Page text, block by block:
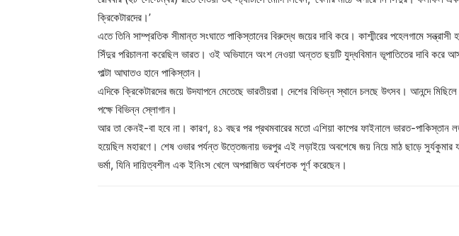
ক্রিকেটারদের।’
এতে তিনি সাম্প্রতিক সীমান্ত সংঘাতে পাকিস্তানের বিরুদ্ধে জয়ের দাবি করে। কাশ্মীরের পহেলগামে সন্ত্রাসী
সিঁদুর পরিচালনা করেছিল ভারত। ওই অভিযানে অংশ নেওয়া অন্তত ছয়টি যুদ্ধবিমান ভূপাতিতের দাবি করে
পাল্টা আঘাতও হানে পাকিস্তান।
এদিকে ক্রিকেটারদের জয়ে উদযাপনে মেতেছে ভারতীয়রা। দেশের বিভিন্ন স্থানে চলছে উৎসব। আনন্দে মিছিলে
পক্ষে বিভিন্ন স্লোগান।
আর তা কেনই-বা হবে না। কারণ, ৪১ বছর পর প্রথমবারের মতো এশিয়া কাপের ফাইনালে ভারত-পাকিস্তান
হয়েছিল মহারণে। শেষ ওভার পর্যন্ত উত্তেজনায় ভরপুর এই লড়াইয়ে অবশেষে জয় নিয়ে মাঠ ছাড়ে সুর্যকুমার
ভর্মা, যিনি দায়িত্বশীল এক ইনিংস খেলে অপরাজিত অর্ধশতক পূর্ণ করেছেন।